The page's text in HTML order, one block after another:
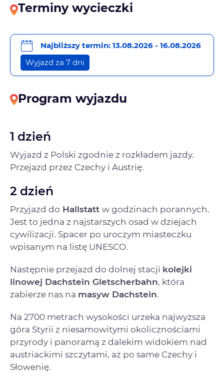
Terminy wycieczki
Najbliższy termin: 13.08.2026 - 16.08.2026
Wyjazd za 7 dni
Program wyjazdu
1 dzień
Wyjazd z Polski zgodnie z rozkładem jazdy.
Przejazd przez Czechy i Austrię.
2 dzień
Przyjazd do Hallstatt w godzinach porannych.
Jest to jedna z najstarszych osad w dziejach
cywilizacji. Spacer po uroczym miasteczku
wpisanym na listę UNESCO.
Następnie przejazd do dolnej stacji kolejki
linowej Dachstein Gletscherbahn, która
zabierze nas na masyw Dachstein.
Na 2700 metrach wysokości urzeka najwyższa
góra Styrii z niesamowitymi okolicznościami
przyrody i panoramą z dalekim widokiem nad
austriackimi szczytami, aż po same Czechy i
Słowenię.